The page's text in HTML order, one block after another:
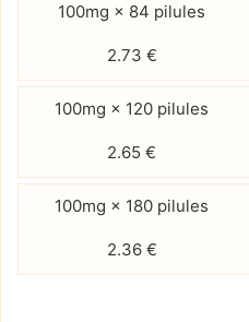
100mg × 84 pilules
2.73 €
100mg × 120 pilules
2.65 €
100mg × 180 pilules
2.36 €